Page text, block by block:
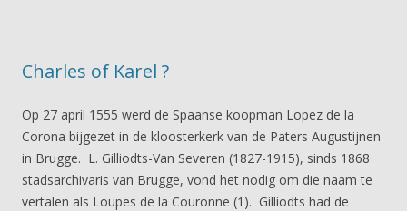
Charles of Karel ?
Op 27 april 1555 werd de Spaanse koopman Lopez de la
Corona bijgezet in de kloosterkerk van de Paters Augustijnen
in Brugge. L. Gilliodts-Van Severen (1827-1915), sinds 1868
stadsarchivaris van Brugge, vond het nodig om die naam te
vertalen als Loupes de la Couronne (1). Gilliodts had de